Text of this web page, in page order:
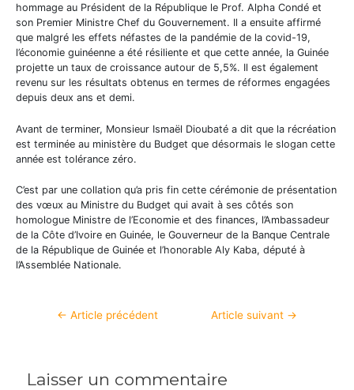
hommage au Président de la République le Prof. Alpha Condé et
son Premier Ministre Chef du Gouvernement. Il a ensuite affirmé
que malgré les effets néfastes de la pandémie de la covid-19,
l’économie guinéenne a été résiliente et que cette année, la Guinée
projette un taux de croissance autour de 5,5%. Il est également
revenu sur les résultats obtenus en termes de réformes engagées
depuis deux ans et demi.
Avant de terminer, Monsieur Ismaël Dioubaté a dit que la récréation
est terminée au ministère du Budget que désormais le slogan cette
année est tolérance zéro.
C’est par une collation qu’a pris fin cette cérémonie de présentation
des vœux au Ministre du Budget qui avait à ses côtés son
homologue Ministre de l’Economie et des finances, l’Ambassadeur
de la Côte d’Ivoire en Guinée, le Gouverneur de la Banque Centrale
de la République de Guinée et l’honorable Aly Kaba, député à
l’Assemblée Nationale.
← Article précédent Article suivant →
Laisser un commentaire